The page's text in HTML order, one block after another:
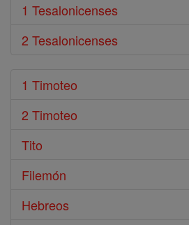
1 Tesalonicenses
2 Tesalonicenses
1 Timoteo
2 Timoteo
Tito
Filemón
Hebreos